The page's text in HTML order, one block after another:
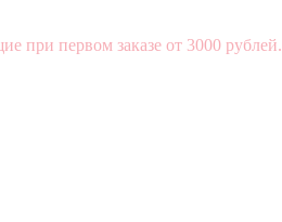
при первом заказе от 3000 рублей.